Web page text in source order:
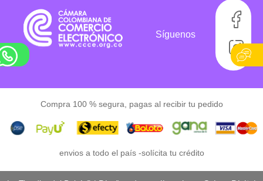
Síguenos
Compra 100 % segura, pagas al recibir tu pedido
envios a todo el país -solícita tu crédito